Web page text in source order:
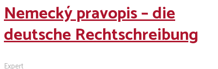
Nemecký pravopis – die
deutsche Rechtschreibung
Expert